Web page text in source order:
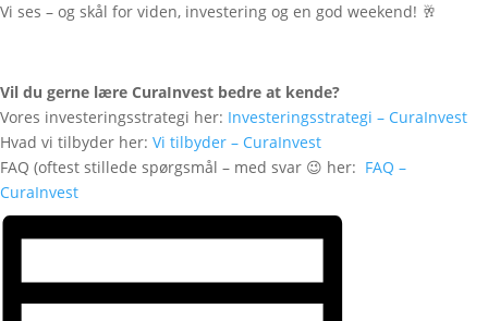
Vi ses – og skål for viden, investering og en god weekend! 🥂
Vil du gerne lære CuraInvest bedre at kende?
Vores investeringsstrategi her: Investeringsstrategi – CuraInvest
Hvad vi tilbyder her: Vi tilbyder – CuraInvest
FAQ (oftest stillede spørgsmål – med svar 😉 her: FAQ –
CuraInvest